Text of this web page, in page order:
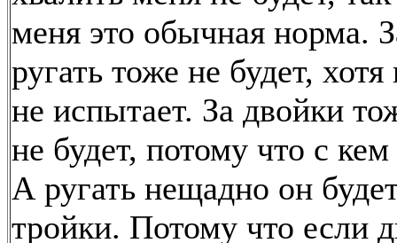
меня это обычная норма.
ругать тоже не будет,
не испытает. За двойки
не будет, потому что с
А ругать нещадно он
тройки. Потому что если